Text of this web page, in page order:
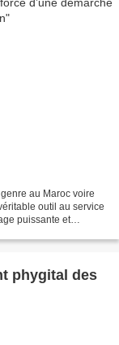
au Maroc voire
outil au service
puissante et
phygital des